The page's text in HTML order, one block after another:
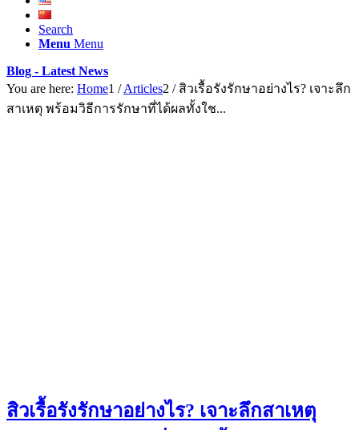
Search
Menu Menu
Blog - Latest News
You are here: Home1 / Articles2 / สิวเรื้อรังรักษาอย่างไร? เจาะลึก
สาเหตุ พร้อมวิธีการรักษาที่ได้ผลทั้งใช...
สิวเรื้อรังรักษาอย่างไร? เจาะลึกสาเหตุ